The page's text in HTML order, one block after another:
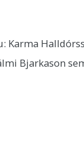
Karma
Bjarkason